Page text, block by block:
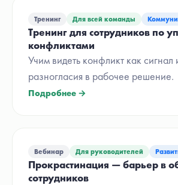
Тренинг Для всей команды
Тренинг для сотрудников по
конфликтами
Учим видеть конфликт как сигнал
разногласия в рабочее решение.
Подробнее →
Вебинар Для руководителей
Прокрастинация — барьер в
сотрудников